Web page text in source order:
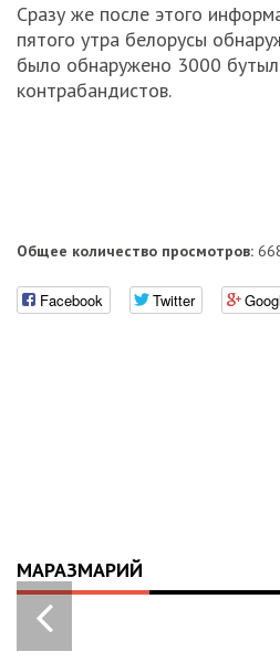
Сразу же после этого
пятого утра белорусы
было обнаружено 3000
контрабандистов.
Общее количество просмотров:
Facebook Twitter
МАРАЗМАРИЙ